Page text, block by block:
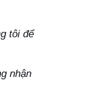
tôi để
nhận